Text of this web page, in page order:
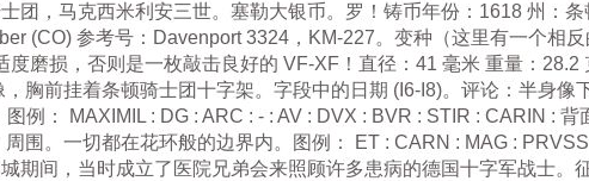
团，马克西米利安三世。塞勒大银币。罗！铸币年份：1618 州：
(CO) 参考号：Davenport 3324，KM-227。变种（这里有一个相
度磨损，否则是一枚敲击良好的 VF-XF！直径：41 毫米 重量：28.2
胸前挂着条顿骑士团十字架。字段中的日期 (I6-I8)。评论：半身像
图例： MAXIMIL : DG : ARC : - : AV : DVX : BVR : STIR : CARIN :
围。一切都在花环般的边界内。图例： ET : CARN : MAG :
期间，当时成立了医院兄弟会来照顾许多患病的德国十字军战士。